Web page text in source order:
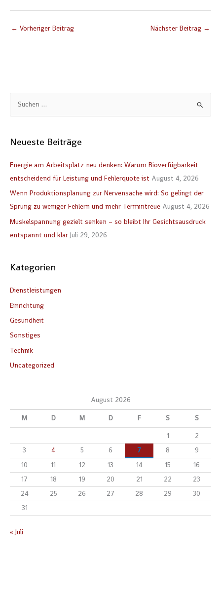
h
h
:
Neueste Beiträge
Energie am Arbeitsplatz neu denken: Warum Bioverfügbarkeit
entscheidend für Leistung und Fehlerquote ist August 4, 2026
Wenn Produktionsplanung zur Nervensache wird: So gelingt der
Sprung zu weniger Fehlern und mehr Termintreue August 4, 2026
Muskelspannung gezielt senken – so bleibt Ihr Gesichtsausdruck
entspannt und klar Juli 29, 2026
Kategorien
Dienstleistungen
Einrichtung
Gesundheit
Sonstiges
Technik
Uncategorized
August 2026
M D M D F S S
1
2
3
4 5 6 7 8
9
10
11 12 13 14 15
16
17
18 19 20 21 22
23
24
25 26 27 28 29
30
31
« Juli
← Vorheriger Beitrag Nächster Beitrag →